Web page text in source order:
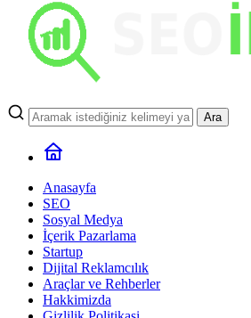
Ara
Anasayfa
SEO
Sosyal Medya
İçerik Pazarlama
Startup
Dijital Reklamcılık
Araçlar ve Rehberler
Hakkimizda